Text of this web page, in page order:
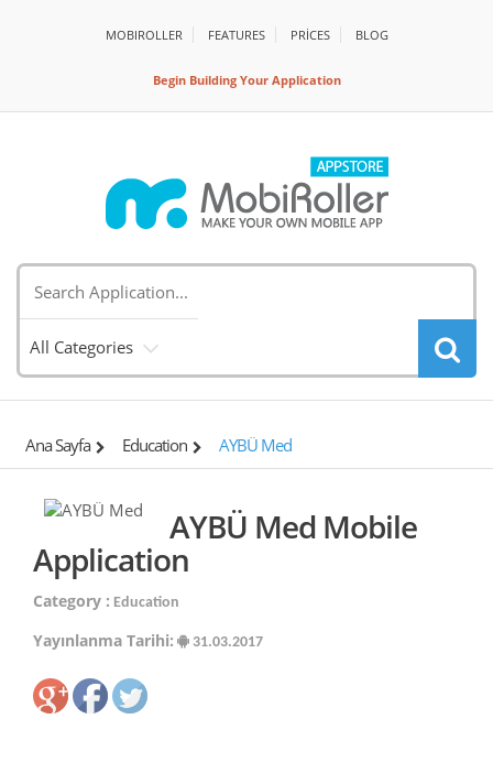
MOBIROLLER FEATURES PRİCES BLOG
Begin Building Your Application
All Categories
Ana Sayfa Education AYBÜ Med
AYBÜ Med Mobile
Application
Category : Education
Yayınlanma Tarihi: 31.03.2017